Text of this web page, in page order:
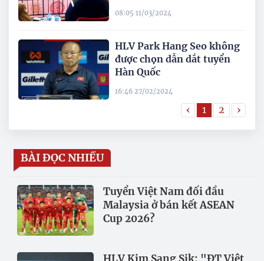
08:05 11/03/2024
HLV Park Hang Seo không
được chọn dẫn dắt tuyển
Hàn Quốc
16:46 27/02/2024
‹ 1 2 ›
BÀI ĐỌC NHIỀU
Tuyển Việt Nam đối đầu
Malaysia ở bán kết ASEAN
Cup 2026?
HLV Kim Sang Sik: "ĐT Việt